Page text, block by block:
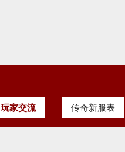
玩家交流 传奇新服表